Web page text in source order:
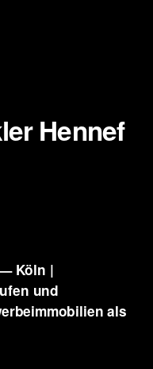
Hennef
Köln |
und
als